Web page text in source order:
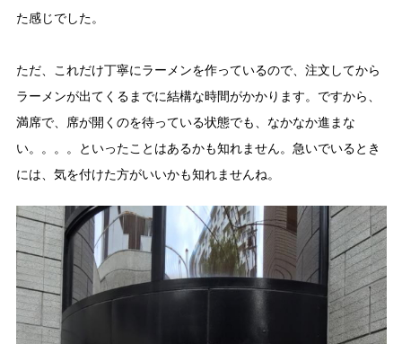
た感じでした。
ただ、これだけ丁寧にラーメンを作っているので、注文してから
ラーメンが出てくるまでに結構な時間がかかります。ですから、
満席で、席が開くのを待っている状態でも、なかなか進まな
い。。。。といったことはあるかも知れません。急いでいるとき
には、気を付けた方がいいかも知れませんね。